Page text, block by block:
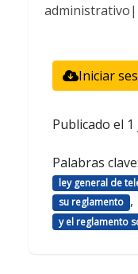
Iniciar
Publicado el
Palabras clave:
ley general de
su reglamento ,
y el reglamento